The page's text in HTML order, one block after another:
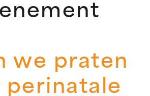
we praten
perinatale